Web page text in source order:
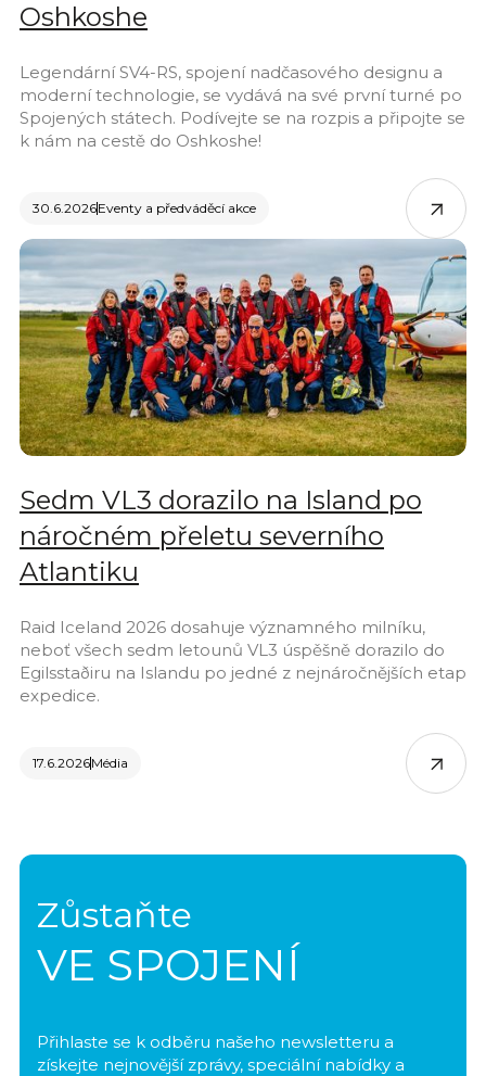
Oshkoshe
Legendární SV4-RS, spojení nadčasového designu a
moderní technologie, se vydává na své první turné po
Spojených státech. Podívejte se na rozpis a připojte se
k nám na cestě do Oshkoshe!
30.6.2026Eventy a předváděcí akce
Sedm VL3 dorazilo na Island po
náročném přeletu severního
Atlantiku
Raid Iceland 2026 dosahuje významného milníku,
neboť všech sedm letounů VL3 úspěšně dorazilo do
Egilsstaðiru na Islandu po jedné z nejnáročnějších etap
expedice.
17.6.2026Média
Zůstaňte
VE SPOJENÍ
Přihlaste se k odběru našeho newsletteru a
získejte nejnovější zprávy, speciální nabídky a